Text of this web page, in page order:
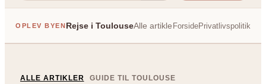
OPLEV BYENRejse i ToulouseAlle artiklerPÅ TVÆRS AF
ForsidePrivatlivspolitik
ALLE ARTIKLER GUIDE TIL TOULOUSE